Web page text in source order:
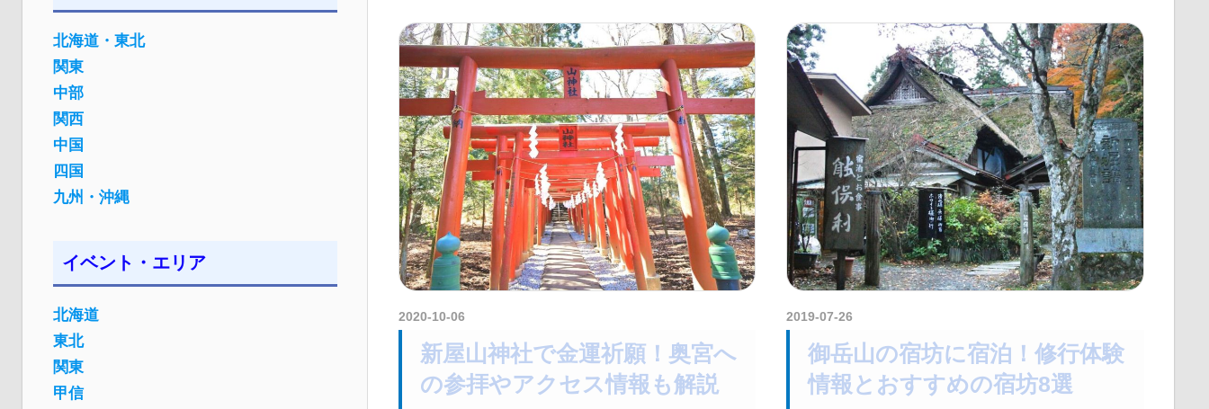
2020-10-06
新屋山神社で金運祈願！奥宮へ
の参拝やアクセス情報も解説
2019-07-26
御岳山の宿坊に宿泊！修行体験
情報とおすすめの宿坊8選
北海道・東北
関東
中部
関西
中国
四国
九州・沖縄
イベント・エリア
北海道
東北
関東
甲信